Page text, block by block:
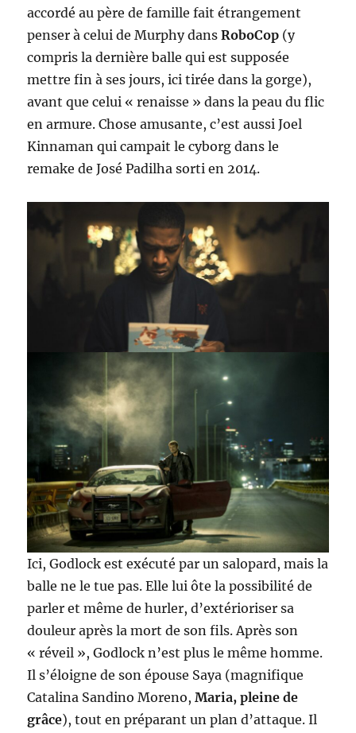
accordé au père de famille fait étrangement
penser à celui de Murphy dansRoboCop (y
compris la dernière balle qui est supposée
mettre fin à ses jours, ici tirée dans la gorge),
avant que celui « renaisse » dans la peau du flic
en armure. Chose amusante, c’est aussi Joel
Kinnaman qui campait le cyborg dans le
remake de José Padilha sorti en 2014.
Ici, Godlock est exécuté par un salopard, mais la
balle ne le tue pas. Elle lui ôte la possibilité de
parler et même de hurler, d’extérioriser sa
douleur après la mort de son fils. Après son
« réveil », Godlock n’est plus le même homme.
Il s’éloigne de son épouse Saya (magnifique
Catalina Sandino Moreno,Maria, pleine de
grâce), tout en préparant un plan d’attaque. Il